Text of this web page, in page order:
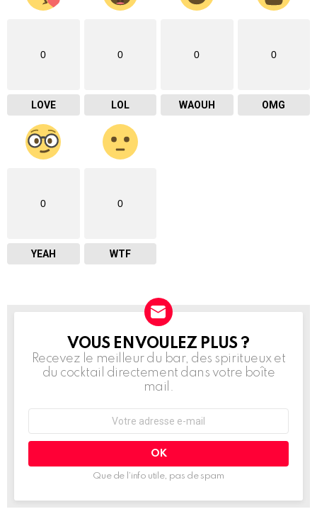
0
LOVE
0
LOL
0
WAOUH
0
OMG
0
YEAH
0
WTF
NEWSLETTER
VOUS EN VOULEZ PLUS ?
Recevez le meilleur du bar, des spiritueux et
du cocktail directement dans votre boîte
mail.
mail
Que de l’info utile, pas de spam